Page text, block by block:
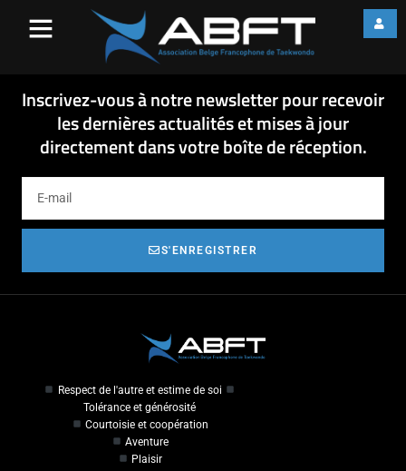
d’inscription – New
2022-07-22 Document d'inscription - New
Inscrivez-vous à notre newsletter pour recevoir
les dernières actualités et mises à jour
directement dans votre boîte de réception.
S'ENREGISTRER
Respect de l'autre et estime de soi
Tolérance et générosité
Courtoisie et coopération
Aventure
Plaisir